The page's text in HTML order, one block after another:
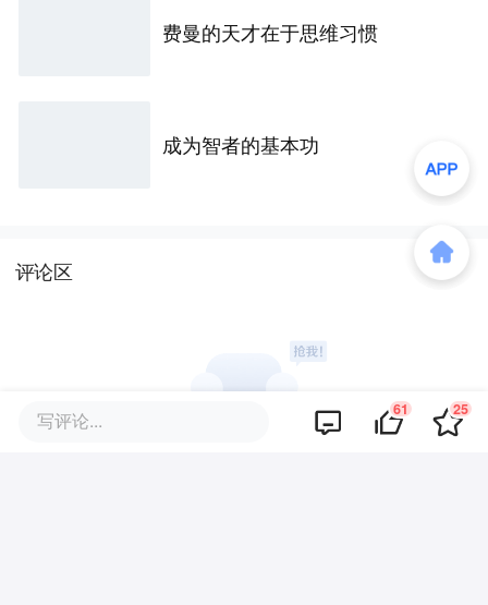
费曼的天才在于思维习惯
成为智者的基本功
评论区
写评论... 61 25